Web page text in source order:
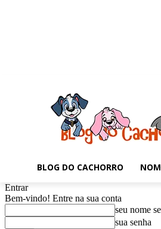
BLOG DO CACHORRO
Entrar
Bem-vindo! Entre na sua conta
seu nome
sua senha